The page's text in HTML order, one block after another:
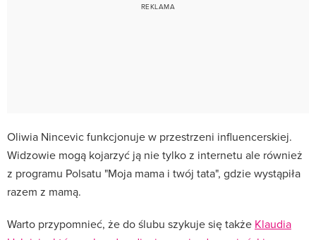
Oliwia Nincevic funkcjonuje w przestrzeni influencerskiej.
Widzowie mogą kojarzyć ją nie tylko z internetu ale również
z programu Polsatu "Moja mama i twój tata", gdzie wystąpiła
razem z mamą.
Warto przypomnieć, że do ślubu szykuje się także Klaudia